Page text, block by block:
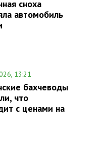
сноха
автомобиль
13:21
бахчеводы
что
с ценами на